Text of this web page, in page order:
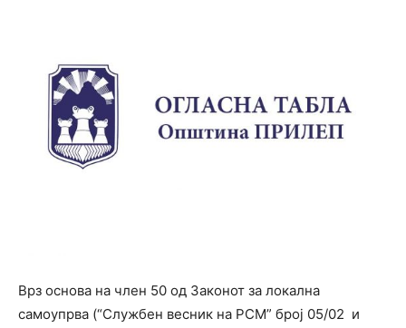
Врз основа на член 50 од Законот за локална
самоупрва (“Службен весник на РСМ” број 05/02 и